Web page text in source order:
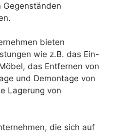
Gegenständen
bieten
wie z.B. das Ein-
das Entfernen von
und Demontage von
Lagerung von
die sich auf